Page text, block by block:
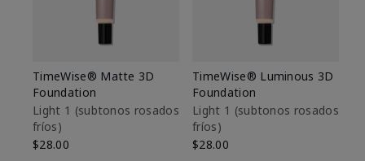
TimeWise® Matte 3D
Foundation
Light 1​ (subtonos rosados
fríos)
$28.00
TimeWise® Luminous 3D
Foundation
Light 1​ (subtonos rosados
fríos)
$28.00